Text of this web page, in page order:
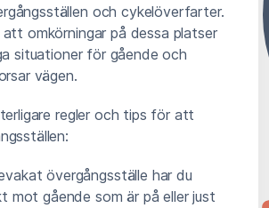
och cykelöverfarter.
omkörningar på dessa platser
situationer för gående och
vägen.
regler och tips för att
övergångsställe har du
mot gående som är på eller just